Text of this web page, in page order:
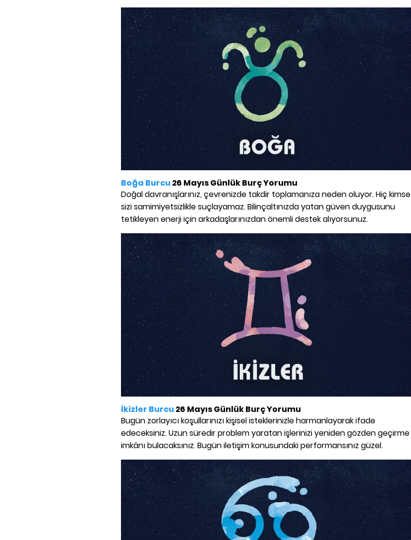
Boğa Burcu 26 Mayıs Günlük Burç Yorumu
Doğal davranışlarınız, çevrenizde takdir toplamanıza neden oluyor. Hiç kimse
sizi samimiyetsizlikle suçlayamaz. Bilinçaltınızda yatan güven duygusunu
tetikleyen enerji için arkadaşlarınızdan önemli destek alıyorsunuz.
İkizler Burcu 26 Mayıs Günlük Burç Yorumu
Bugün zorlayıcı koşullarınızı kişisel isteklerinizle harmanlayarak ifade
edeceksiniz. Uzun süredir problem yaratan işlerinizi yeniden gözden geçirme
imkânı bulacaksınız. Bugün iletişim konusundaki performansınız güzel.